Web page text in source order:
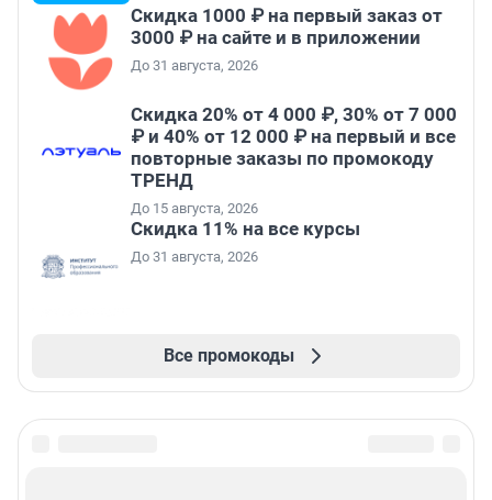
Скидка 1000 ₽ на первый заказ от
3000 ₽ на сайте и в приложении
До 31 августа, 2026
Скидка 20% от 4 000 ₽, 30% от 7 000
₽ и 40% от 12 000 ₽ на первый и все
повторные заказы по промокоду
ТРЕНД
До 15 августа, 2026
Скидка 11% на все курсы
До 31 августа, 2026
Все промокоды